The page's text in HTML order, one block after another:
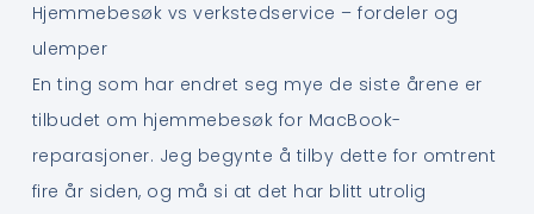
Hjemmebesøk vs verkstedservice – fordeler og
ulemper
En ting som har endret seg mye de siste årene er
tilbudet om hjemmebesøk for MacBook-
reparasjoner. Jeg begynte å tilby dette for omtrent
fire år siden, og må si at det har blitt utrolig